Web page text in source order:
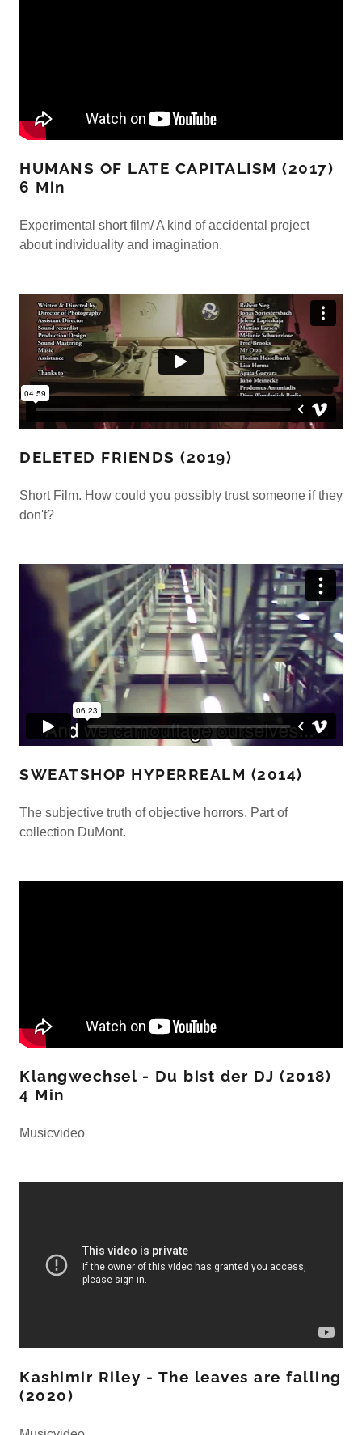
HUMANS OF LATE CAPITALISM (2017)
6 Min
Experimental short film/ A kind of accidental project
about individuality and imagination.
DELETED FRIENDS (2019)
Short Film. How could you possibly trust someone if they
don't?
SWEATSHOP HYPERREALM (2014)
The subjective truth of objective horrors. Part of
collection DuMont.
Klangwechsel - Du bist der DJ (2018)
4 Min
Musicvideo
Kashimir Riley - The leaves are falling
(2020)